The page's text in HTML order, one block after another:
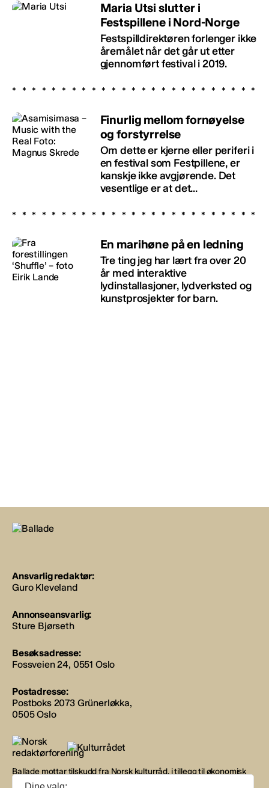
Maria Utsi slutter i
Festspillene i Nord-Norge
Festspilldirektøren forlenger ikke
åremålet når det går ut etter
gjennomført festival i 2019.
Finurlig mellom fornøyelse
og forstyrrelse
Om dette er kjerne eller periferi i
en festival som Festpillene, er
kanskje ikke avgjørende. Det
vesentlige er at det...
En marihøne på en ledning
Tre ting jeg har lært fra over 20
år med interaktive
lydinstallasjoner, lydverksted og
kunstprosjekter for barn.
Ansvarlig redaktør:
Guro Kleveland
Annonseansvarlig:
Sture Bjørseth
Besøksadresse:
Fossveien 24, 0551 Oslo
Postadresse:
Postboks 2073 Grünerløkka,
0505 Oslo
Ballade mottar tilskudd fra Norsk kulturråd, i tillegg til økonomisk
støtte fra eierne NOPA, Norsk komponistforening og